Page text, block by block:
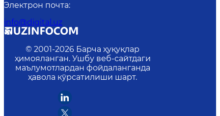
Электрон почта:
info@digital.uz
© 2001-2026 Барча ҳуқуқлар
ҳимояланган. Ушбу веб-сайтдаги
маълумотлардан фойдаланганда
ҳавола кўрсатилиши шарт.